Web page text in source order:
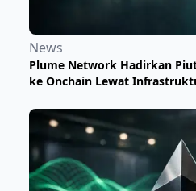
News
Plume Network Hadirkan
ke Onchain Lewat